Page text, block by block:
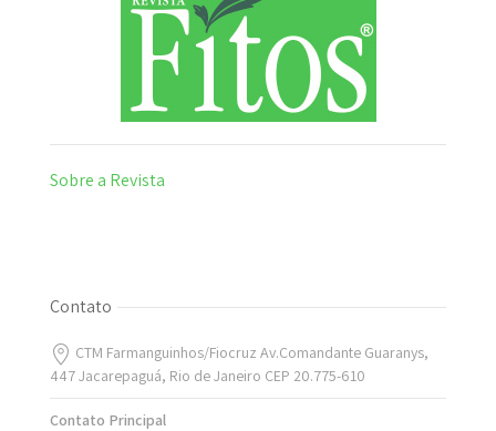
Sobre a Revista
Contato
CTM Farmanguinhos/Fiocruz Av.Comandante Guaranys,
447 Jacarepaguá, Rio de Janeiro CEP 20.775-610
Contato Principal